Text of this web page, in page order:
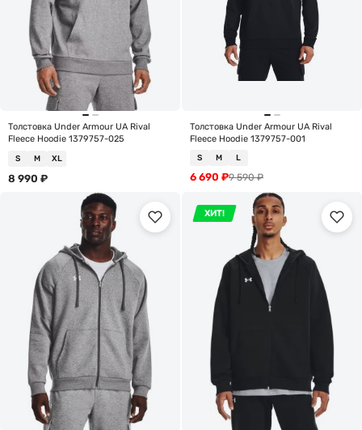
Толстовка Under Armour UA Rival
Fleece Hoodie 1379757-025
S M XL
8 990 ₽
Толстовка Under Armour UA Rival
Fleece Hoodie 1379757-001
S M L
9 590₽
6 690 ₽
ХИТ!